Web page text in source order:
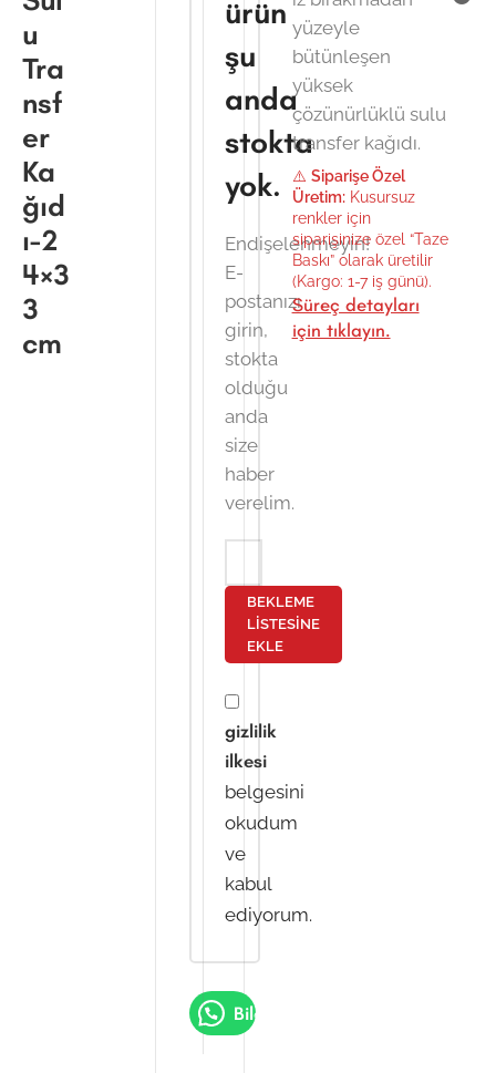
u
Tra
nsf
er
Ka
ğıd
ı-2
4×3
3
cm
ürün
şu
anda
stokta
yok.
Endişelenmeyin!
E-
postanızı
girin,
stokta
olduğu
anda
size
haber
verelim.
BEKLEME
LISTESINE
EKLE
gizlilik
ilkesi
belgesini
okudum
ve
kabul
ediyorum.
Bilgi Al
yüzeyle
bütünleşen
yüksek
çözünürlüklü sulu
transfer kağıdı.
⚠️ Siparişe Özel
Üretim:Kusursuz
renkler için
siparişinize özel “Taze
Baskı” olarak üretilir
(Kargo: 1-7 iş günü).
Süreç detayları
için tıklayın.